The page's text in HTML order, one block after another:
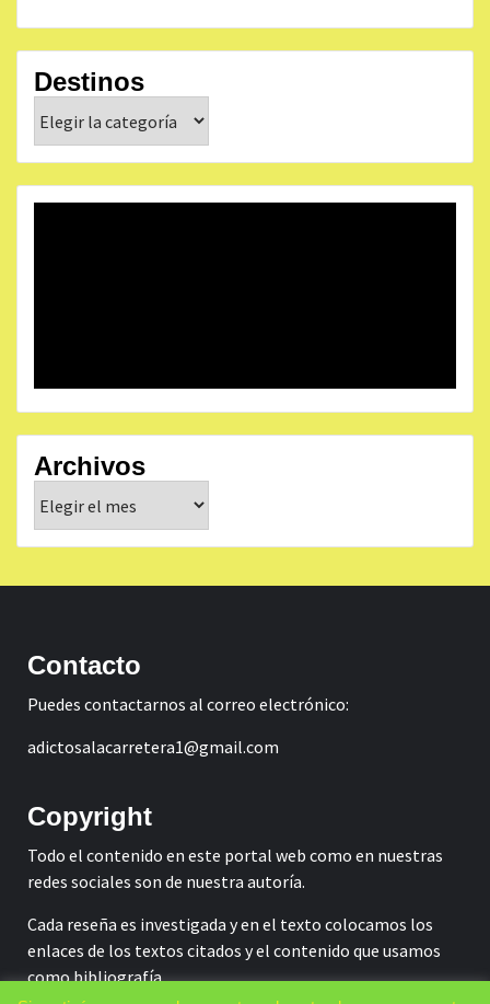
Destinos
Archivos
Contacto
Puedes contactarnos al correo electrónico:
adictosalacarretera1@gmail.com
Copyright
Todo el contenido en este portal web como en nuestras
redes sociales son de nuestra autoría.
Cada reseña es investigada y en el texto colocamos los
enlaces de los textos citados y el contenido que usamos
como bibliografía.